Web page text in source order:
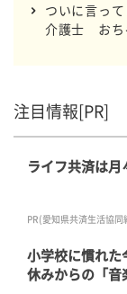
ついに言っ
介護士 おち
注目情報[PR]
ライフ共済は
PR(愛知県共済生活協同
小学校に慣れた
休みからの「音